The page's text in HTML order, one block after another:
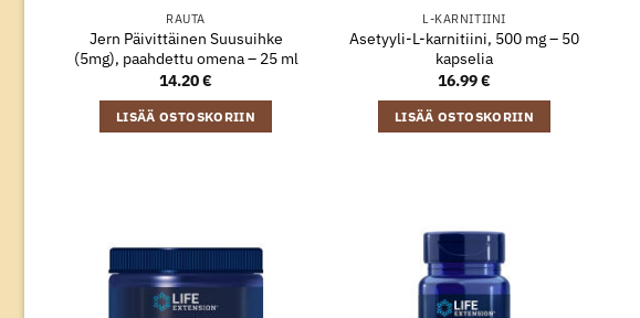
RAUTA
Jern Päivittäinen Suusuihke
(5mg), paahdettu omena – 25 ml
14.20€
LISÄÄ OSTOSKORIIN
L-KARNITIINI
Asetyyli-L-karnitiini, 500 mg – 50
kapselia
16.99€
LISÄÄ OSTOSKORIIN